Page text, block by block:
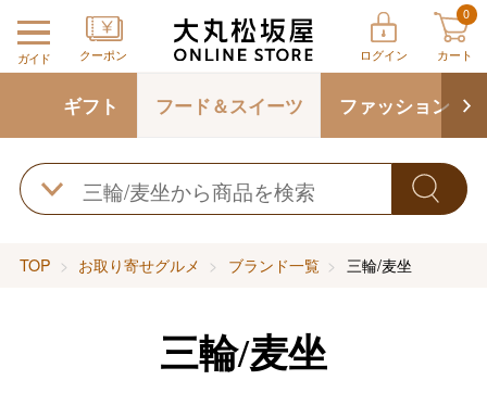
ガイド クーポン ログイン
0
カート
ギフト フード＆スイーツ ファッション
TOP お取り寄せグルメ ブランド一覧 三輪/麦坐
三輪/麦坐